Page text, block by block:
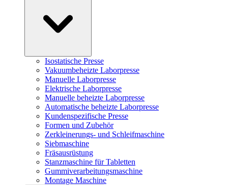
Isostatische Presse
Vakuumbeheizte Laborpresse
Manuelle Laborpresse
Elektrische Laborpresse
Manuelle beheizte Laborpresse
Automatische beheizte Laborpresse
Kundenspezifische Presse
Formen und Zubehör
Zerkleinerungs- und Schleifmaschine
Siebmaschine
Fräsausrüstung
Stanzmaschine für Tabletten
Gummiverarbeitungsmaschine
Montage Maschine